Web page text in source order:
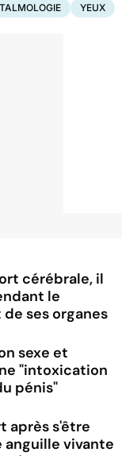
YEUX
cérébrale, il
le
ses organes
sexe et
"intoxication
pénis"
après s'être
vivante